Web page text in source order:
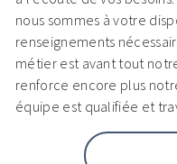
nous sommes à votre
renseignements
métier est avant tout
renforce encore plus
équipe est qualifiée et